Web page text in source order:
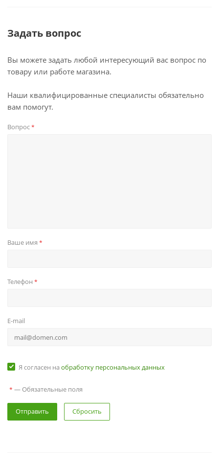
Задать вопрос
Вы можете задать любой интересующий вас вопрос по
товару или работе магазина.
Наши квалифицированные специалисты обязательно
вам помогут.
Вопрос*
Ваше имя *
Телефон *
E-mail
Я согласен на обработку персональных данных
* — Обязательные поля
Сбросить